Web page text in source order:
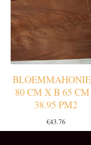
80 CM X B 65
38.95 PM2
€43.76